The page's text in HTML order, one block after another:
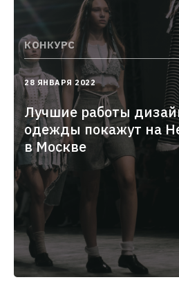
КОНКУРС
2022-
01-
28T15:15:16.000+03:00
28 ЯНВАРЯ 2022
Лучшие работы
одежды покажут на
в Москве